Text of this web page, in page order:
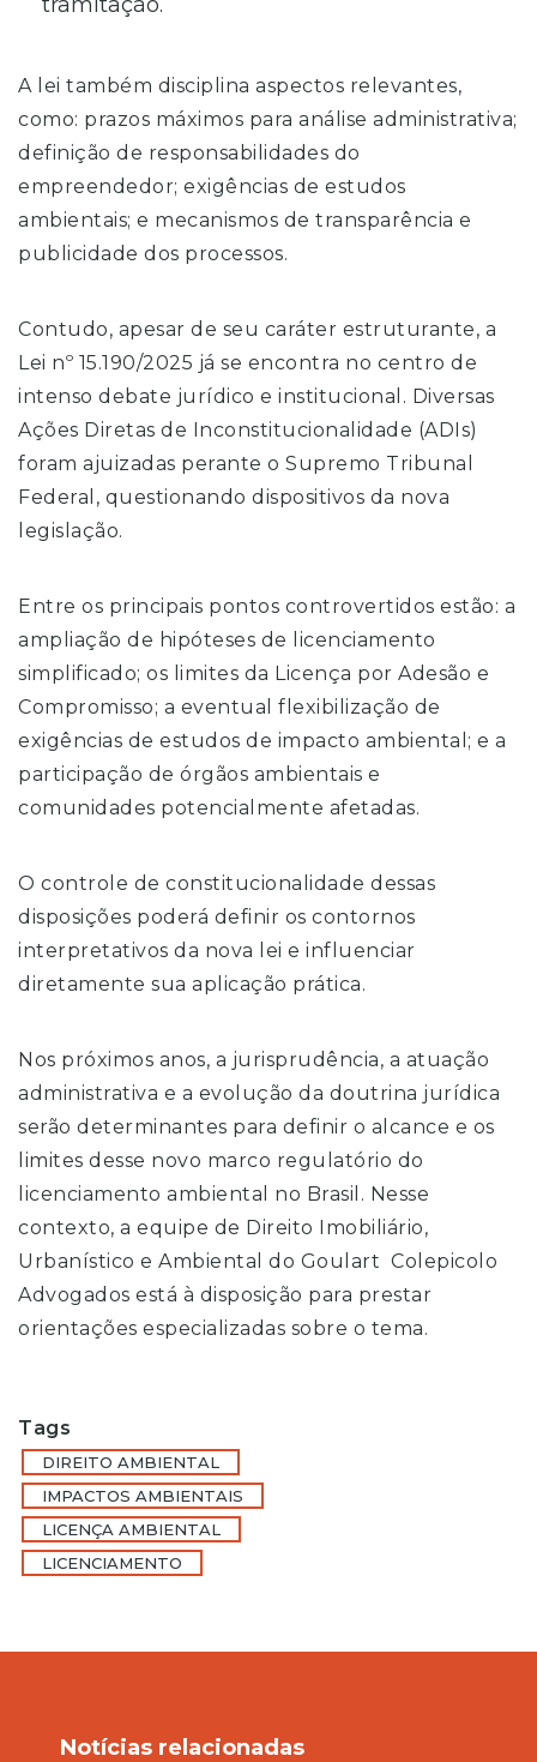
A lei também disciplina aspectos relevantes,
como: prazos máximos para análise administrativa;
definição de responsabilidades do
empreendedor; exigências de estudos
ambientais; e mecanismos de transparência e
publicidade dos processos.
Contudo, apesar de seu caráter estruturante, a
Lei nº 15.190/2025 já se encontra no centro de
intenso debate jurídico e institucional. Diversas
Ações Diretas de Inconstitucionalidade (ADIs)
foram ajuizadas perante o Supremo Tribunal
Federal, questionando dispositivos da nova
legislação.
Entre os principais pontos controvertidos estão: a
ampliação de hipóteses de licenciamento
simplificado; os limites da Licença por Adesão e
Compromisso; a eventual flexibilização de
exigências de estudos de impacto ambiental; e a
participação de órgãos ambientais e
comunidades potencialmente afetadas.
O controle de constitucionalidade dessas
disposições poderá definir os contornos
interpretativos da nova lei e influenciar
diretamente sua aplicação prática.
Nos próximos anos, a jurisprudência, a atuação
administrativa e a evolução da doutrina jurídica
serão determinantes para definir o alcance e os
limites desse novo marco regulatório do
licenciamento ambiental no Brasil. Nesse
contexto, a equipe de Direito Imobiliário,
Urbanístico e Ambiental do Goulart Colepicolo
Advogados está à disposição para prestar
orientações especializadas sobre o tema.
Tags
DIREITO AMBIENTAL
IMPACTOS AMBIENTAIS
LICENÇA AMBIENTAL
LICENCIAMENTO
Notícias relacionadas